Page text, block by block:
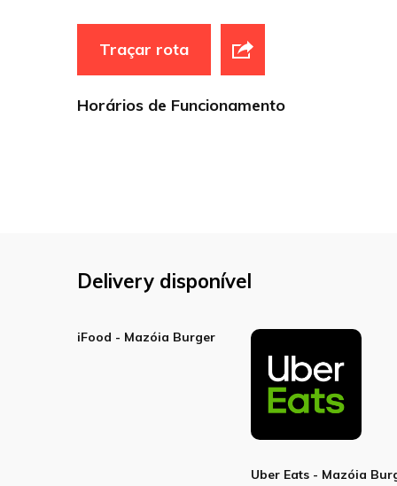
Traçar rota
Horários de Funcionamento
Delivery disponível
iFood - Mazóia Burger
Uber Eats - Mazóia